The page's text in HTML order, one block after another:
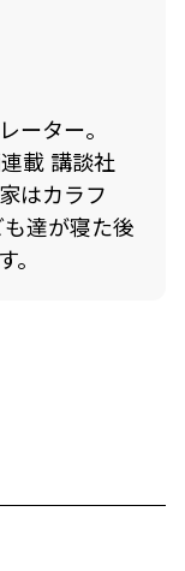
ーター。
載 講談社
はカラフ
達が寝た後
。